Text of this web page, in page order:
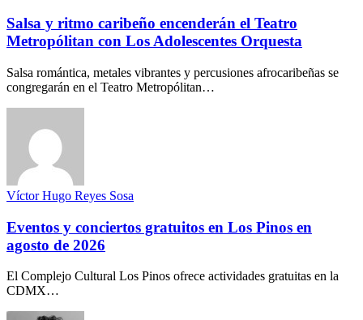
Salsa y ritmo caribeño encenderán el Teatro
Metropólitan con Los Adolescentes Orquesta
Salsa romántica, metales vibrantes y percusiones afrocaribeñas se
congregarán en el Teatro Metropólitan…
Víctor Hugo Reyes Sosa
Eventos y conciertos gratuitos en Los Pinos en
agosto de 2026
El Complejo Cultural Los Pinos ofrece actividades gratuitas en la
CDMX…